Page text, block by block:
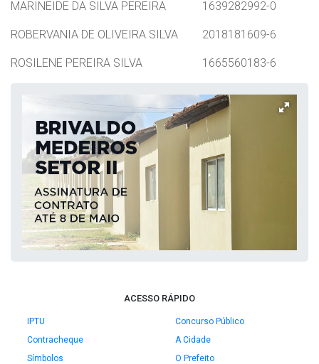
MARINEIDE DA SILVA PEREIRA 1639282992-0
ROBERVANIA DE OLIVEIRA SILVA 2018181609-6
ROSILENE PEREIRA SILVA 1665560183-6
ACESSO RÁPIDO
IPTU
Concurso Público
Contracheque
A Cidade
Símbolos
O Prefeito